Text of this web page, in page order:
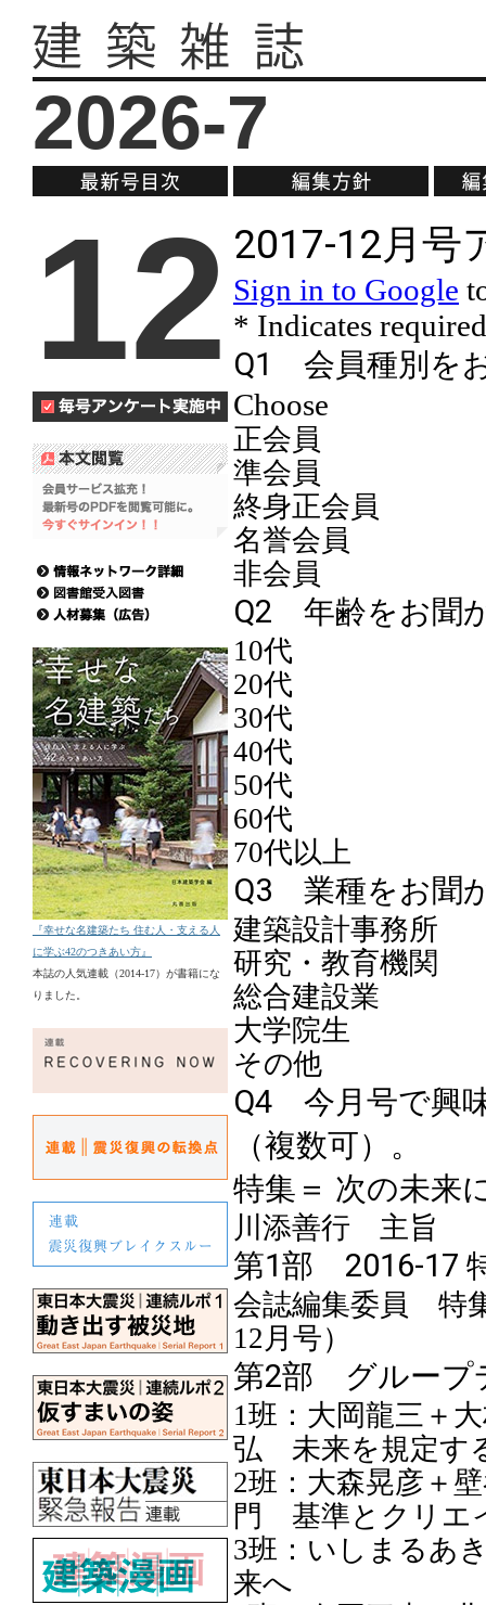
2026-7
12
『幸せな名建築たち 住む人・支える人
に学ぶ42のつきあい方』
本誌の人気連載（2014-17）が書籍にな
りました。